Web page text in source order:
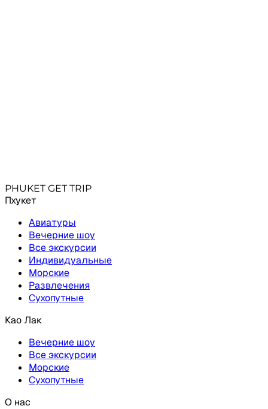
PHUKET GET TRIP
Пхукет
Авиатуры
Вечерние шоу
Все экскурсии
Индивидуальные
Морские
Развлечения
Сухопутные
Као Лак
Вечерние шоу
Все экскурсии
Морские
Сухопутные
О нас